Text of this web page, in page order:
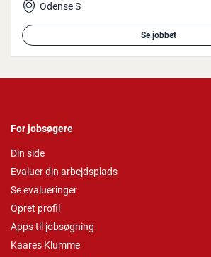
Odense S
Se jobbet
For jobsøgere
Din side
Evaluer din arbejdsplads
Se evalueringer
Opret profil
Apps til jobsøgning
Kaares Klumme